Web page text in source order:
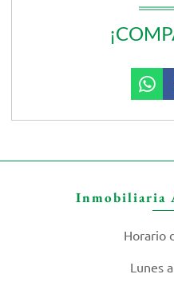
Inmobiliaria
Horario
Lunes